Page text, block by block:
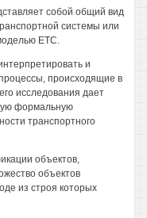
собой общий вид
системы или
ETC.
и
происходящие в
исследования дает
формальную
транспортного
объектов,
объектов
из строя которых